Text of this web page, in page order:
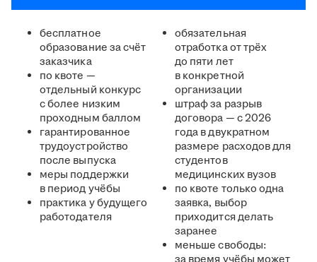
бесплатное
образование за счёт
заказчика
по квоте —
отдельный конкурс
с более низким
проходным баллом
гарантированное
трудоустройство
после выпуска
меры поддержки
в период учёбы
практика у будущего
работодателя
обязательная
отработка от трёх
до пяти лет
в конкретной
организации
штраф за разрыв
договора — с 2026
года в двукратном
размере расходов для
студентов
медицинских вузов
по квоте только одна
заявка, выбор
приходится делать
заранее
меньше свободы: